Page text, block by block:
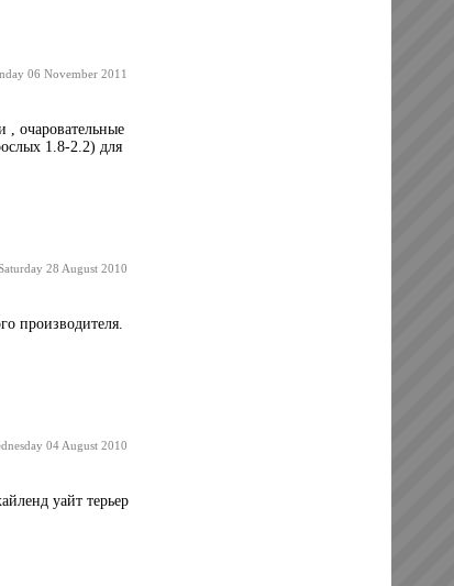
06 November 2011
очаровательные
1.8-2.2) для
28 August 2010
производителя.
04 August 2010
уайт терьер